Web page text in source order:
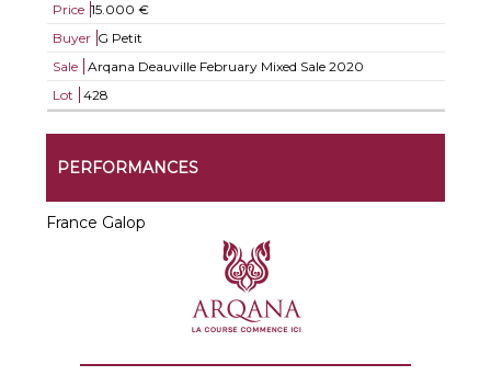
Price 15.000 €
Buyer G Petit
Sale
Arqana Deauville February Mixed Sale 2020
Lot
428
PERFORMANCES
France Galop